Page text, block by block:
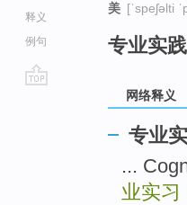
释义
例句
美 [ˈspeʃəlti
专业实
网络释义
专业
...
业实习